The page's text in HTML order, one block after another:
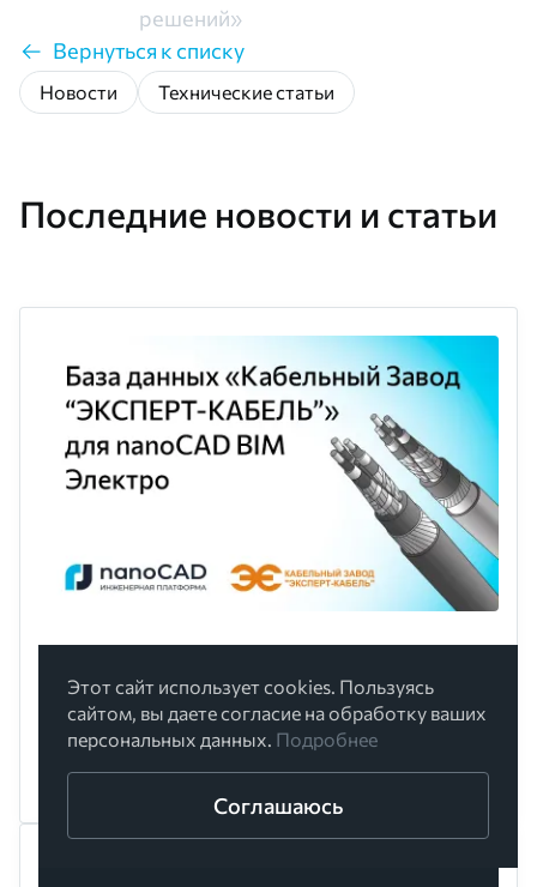
решений»
Вернуться к списку
Новости Технические статьи
Последние новости и статьи
«Кабельный Завод “ЭКСПЕРТ-
КАБЕЛЬ”» для nanoCAD BIM Электро
07 АВГУСТА 2026
Этот сайт использует cookies. Пользуясь
сайтом, вы даете согласие на обработку ваших
персональных данных. Подробнее
Соглашаюсь